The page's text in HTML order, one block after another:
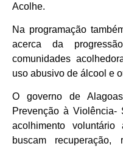
Acolhe.
Na programação
acerca da
comunidades
uso abusivo de álcool e
O governo de
Prevenção à Violência-
acolhimento
buscam